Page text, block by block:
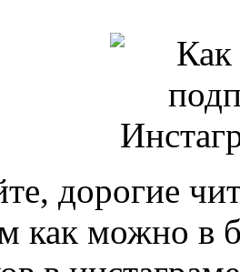
дорогие
как можно в